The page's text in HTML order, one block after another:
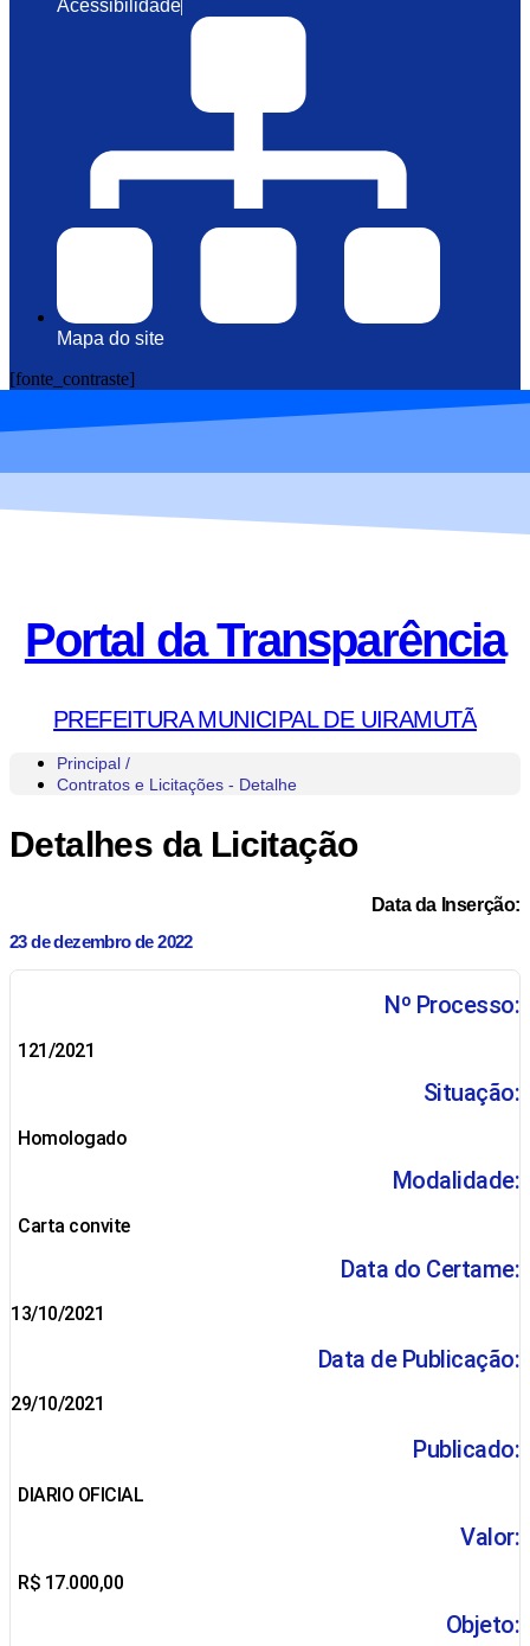
Acessibilidade
Mapa do site
[fonte_contraste]
Portal da Transparência
PREFEITURA MUNICIPAL DE UIRAMUTÃ
Principal /
Contratos e Licitações - Detalhe
Detalhes da Licitação
Data da Inserção:
23 de dezembro de 2022
Nº Processo:
121/2021
Situação:
Homologado
Modalidade:
Carta convite
Data do Certame:
13/10/2021
Data de Publicação:
29/10/2021
Publicado:
DIARIO OFICIAL
Valor:
R$ 17.000,00
Objeto: